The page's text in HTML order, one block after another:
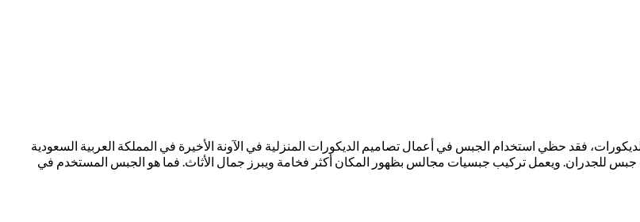
فقد حظي استخدام الجبس في أعمال تصاميم الديكورات المنزلية في الآونة الأخيرة في المملكة العربية السعودية
جبس للجدران. ويعمل تركيب جبسيات مجالس بظهور المكان أكثر فخامة ويبرز جمال الأثاث. فما هو الجبس المستخدم في